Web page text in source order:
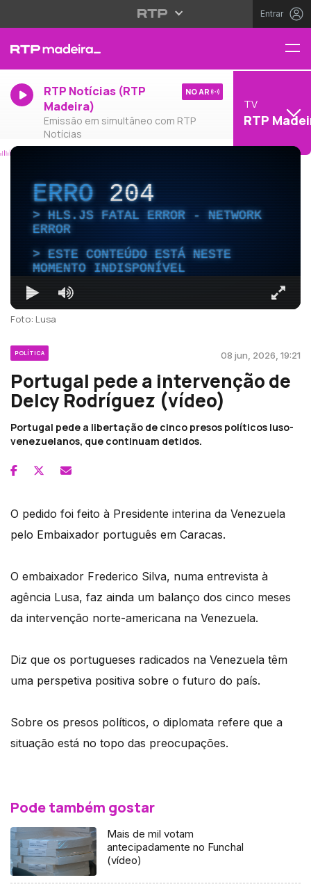
Entrar
RTP Notícias (RTP
Madeira)
Emissão em simultâneo com RTP
Notícias
NO AR
TV
RTP
ERRO204
HLS.JS FATAL ERROR - NETWORK
ERROR
ESTE CONTEÚDO ESTÁ NESTE
MOMENTO INDISPONÍVEL
Foto: Lusa
POLÍTICA 08 jun, 2026, 19:21
Portugal pede a intervenção de
Delcy Rodríguez (vídeo)
Portugal pede a libertação de cinco presos políticos luso-
venezuelanos, que continuam detidos.
O pedido foi feito à Presidente interina da Venezuela
pelo Embaixador português em Caracas.
O embaixador Frederico Silva, numa entrevista à
agência Lusa, faz ainda um balanço dos cinco meses
da intervenção norte-americana na Venezuela.
Diz que os portugueses radicados na Venezuela têm
uma perspetiva positiva sobre o futuro do país.
Sobre os presos políticos, o diplomata refere que a
situação está no topo das preocupações.
Pode também gostar
Mais de mil votam
antecipadamente no Funchal
(vídeo)